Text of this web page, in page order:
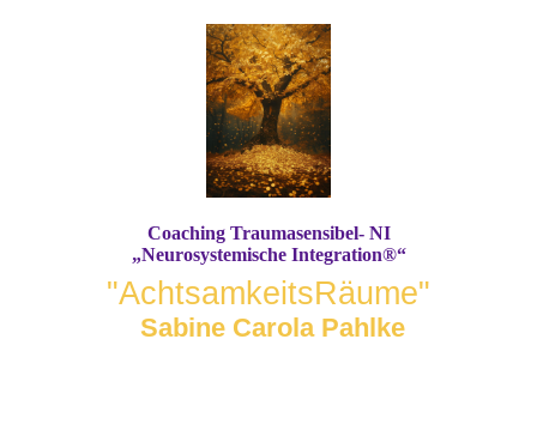
"AchtsamkeitsRäume"
Sabine Carola Pahlke
Coaching Traumasensibel- NI
„Neurosystemische Integration®“